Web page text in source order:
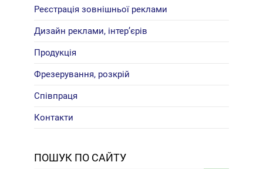
Реєстрація зовнішньої реклами
Дизайн реклами, інтер’єрів
Продукція
Фрезерування, розкрій
Співпраця
Контакти
ПОШУК ПО САЙТУ